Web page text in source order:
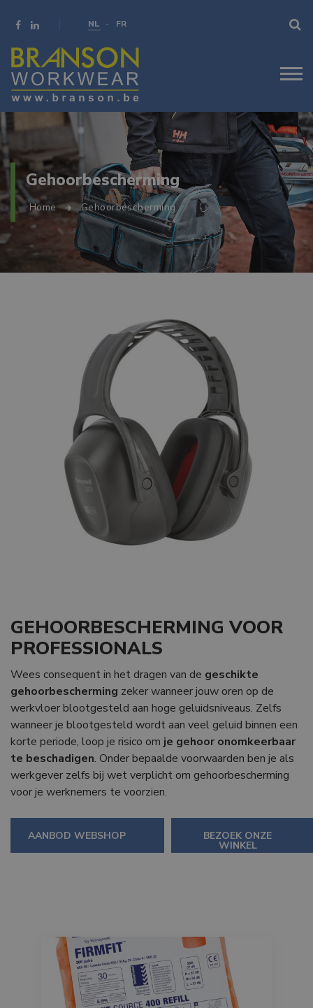
NL FR
Gehoorbescherming
Home Gehoorbescherming
GEHOORBESCHERMING VOOR
PROFESSIONALS
Wees consequent in het dragen van de geschikte
gehoorbescherming zeker wanneer jouw oren op de
werkvloer blootgesteld aan hoge geluidsniveaus. Zelfs
wanneer je blootgesteld wordt aan veel geluid binnen een
korte periode, loop je risico om je gehoor onomkeerbaar
te beschadigen. Onder bepaalde voorwaarden ben je als
werkgever zelfs bij wet verplicht om gehoorbescherming
voor je werknemers te voorzien.
AANBOD WEBSHOP BEZOEK ONZE
WINKEL